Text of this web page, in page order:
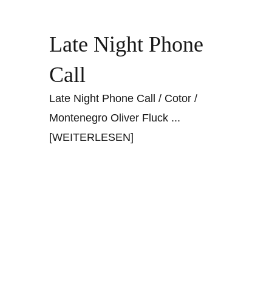
Late Night Phone
Call
Late Night Phone Call / Cotor /
Montenegro Oliver Fluck ...
[WEITERLESEN]